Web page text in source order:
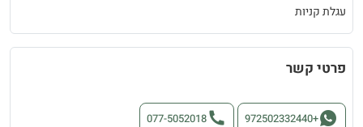
פרטי קשר
+972502332440
077-5052018
עגלת קניות